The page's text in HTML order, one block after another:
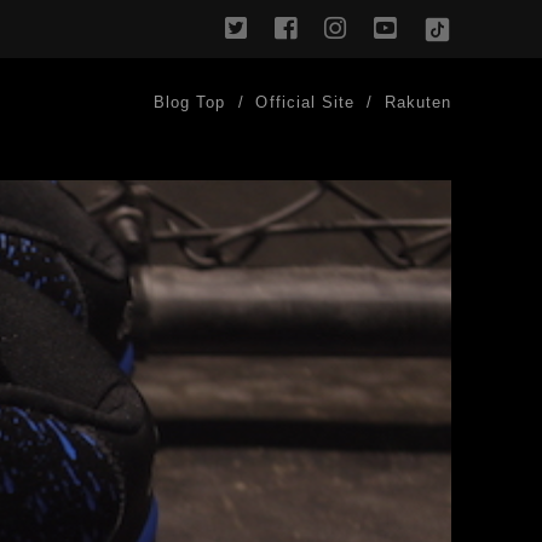
twitterfacebookinstagram
youtube
TikTok
Blog Top Official Site Rakuten